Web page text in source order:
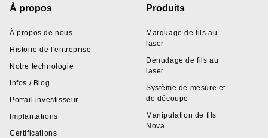
Footer
À propos
À propos de nous
Histoire de l'entreprise
Notre technologie
Infos / Blog
Portail investisseur
Implantations
Certifications
Produits
Marquage de fils au
laser
Dénudage de fils au
laser
Système de mesure et
de découpe
Manipulation de fils
Nova